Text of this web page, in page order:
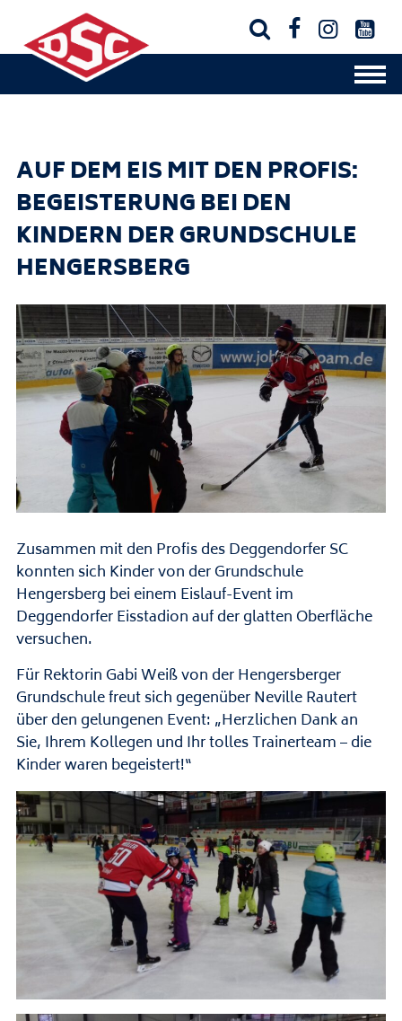
   
AUF DEM EIS MIT DEN PROFIS:
BEGEISTERUNG BEI DEN
KINDERN DER GRUNDSCHULE
HENGERSBERG
Zusammen mit den Profis des Deggendorfer SC
konnten sich Kinder von der Grundschule
Hengersberg bei einem Eislauf-Event im
Deggendorfer Eisstadion auf der glatten Oberfläche
versuchen.
Für Rektorin Gabi Weiß von der Hengersberger
Grundschule freut sich gegenüber Neville Rautert
über den gelungenen Event: „Herzlichen Dank an
Sie, Ihrem Kollegen und Ihr tolles Trainerteam – die
Kinder waren begeistert!“